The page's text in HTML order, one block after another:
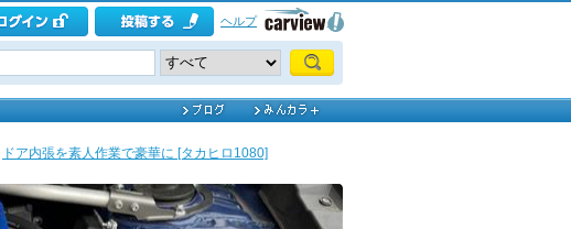
ヘルプ
ドア内張を素人作業で豪華に [タカヒロ1080]